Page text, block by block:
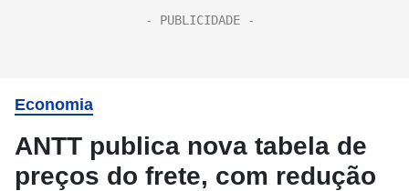
Economia
ANTT publica nova tabela de
preços do frete, com redução